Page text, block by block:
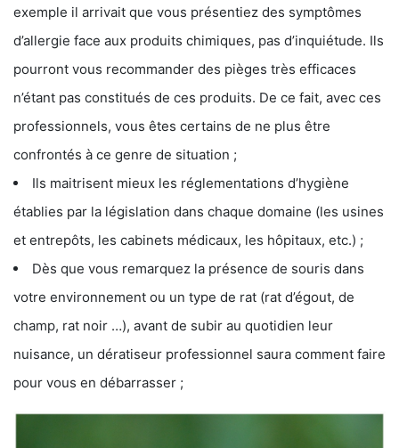
exemple il arrivait que vous présentiez des symptômes
d’allergie face aux produits chimiques, pas d’inquiétude. Ils
pourront vous recommander des pièges très efficaces
n’étant pas constitués de ces produits. De ce fait, avec ces
professionnels, vous êtes certains de ne plus être
confrontés à ce genre de situation ;
Ils maitrisent mieux les réglementations d’hygiène
établies par la législation dans chaque domaine (les usines
et entrepôts, les cabinets médicaux, les hôpitaux, etc.) ;
Dès que vous remarquez la présence de souris dans
votre environnement ou un type de rat (rat d’égout, de
champ, rat noir …), avant de subir au quotidien leur
nuisance, un dératiseur professionnel saura comment faire
pour vous en débarrasser ;